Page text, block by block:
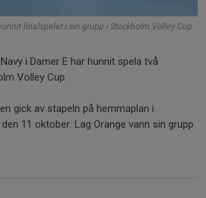
finalspelet i sin grupp i Stockholm Volley Cup
i Damer E har hunnit spela två
Volley Cup.
gick av stapeln på hemmaplan i
11 oktober. Lag Orange vann sin grupp